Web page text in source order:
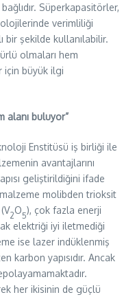
Süperkapasitörler,
verimliliği
bir şekilde kullanılabilir.
olmaları hem
için büyük ilgi
buluyor”
Enstitüsü iş birliği ile
avantajlarını
geliştirildiğini ifade
molibden trioksit
2O5), çok fazla enerji
elektriği iyi iletmediği
ise lazer indüklenmiş
karbon yapısıdır. Ancak
her ikisinin de güçlü